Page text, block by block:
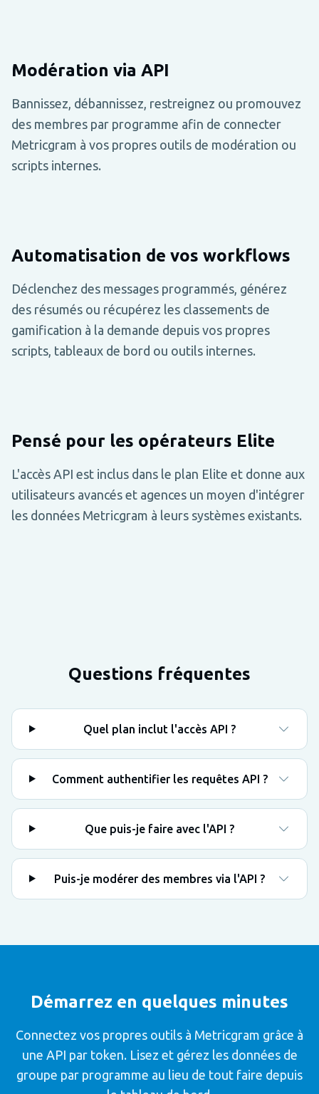
Modération via API
Bannissez, débannissez, restreignez ou promouvez
des membres par programme afin de connecter
Metricgram à vos propres outils de modération ou
scripts internes.
Automatisation de vos workflows
Déclenchez des messages programmés, générez
des résumés ou récupérez les classements de
gamification à la demande depuis vos propres
scripts, tableaux de bord ou outils internes.
Pensé pour les opérateurs Elite
L'accès API est inclus dans le plan Elite et donne aux
utilisateurs avancés et agences un moyen d'intégrer
les données Metricgram à leurs systèmes existants.
Questions fréquentes
Quel plan inclut l'accès API ?
Comment authentifier les requêtes API ?
Que puis-je faire avec l'API ?
Puis-je modérer des membres via l'API ?
Démarrez en quelques minutes
Connectez vos propres outils à Metricgram grâce à
une API par token. Lisez et gérez les données de
groupe par programme au lieu de tout faire depuis